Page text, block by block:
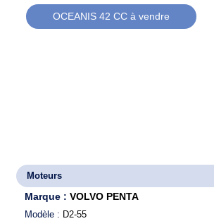
OCEANIS 42 CC à vendre
Moteurs
Marque : VOLVO PENTA
Modèle : D2-55